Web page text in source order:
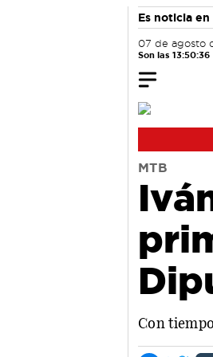
Es noticia
07 de agosto
Son las 13:50:37
MTB
Con